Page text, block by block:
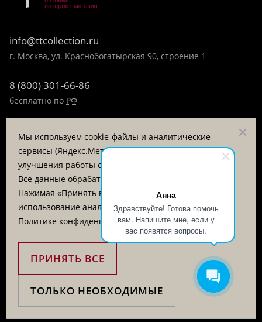
Анна
Здравствуйте! Готова помочь
вам. Напишите мне, если у
вас появятся вопросы.
info@ttcollection.ru
г. Москва, ул. Краснобогатырская 90, строение 1
8 (800) 301-66-86
бесплатно по РФ
пн-пт 9:00-17:00
Заказать звонок
© «Татьяна Тягина», 1995 - 2026
Вся информация на сайте представлена для ознакомления
и не является публичной офертой
Мы используем cookie-файлы и аналитические
сервисы (Яндекс.Метрика, VK Retargeting) для
улучшения работы сайта и анализа посещаемости.
Все данные обрабатываются на серверах в РФ.
Нажимая «Принять все», вы соглашаетесь на
использование аналитических cookie. Подробнее в
Политике конфиденциальности.
ПРИНЯТЬ ВСЕ
ТОЛЬКО НЕОБХОДИМЫЕ